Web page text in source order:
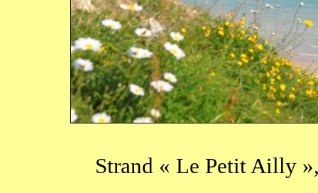
Strand « Le Petit Ailly